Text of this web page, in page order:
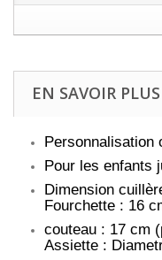
EN SAVOIR PLUS
Personnalisation
Pour les enfants
Dimension
Fourchette : 16
couteau : 17 cm
Assiette :